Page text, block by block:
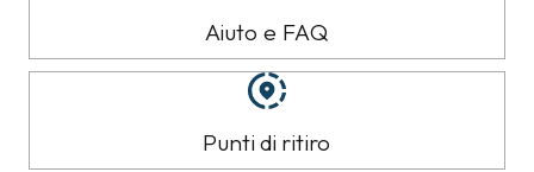
Aiuto e FAQ
Punti di ritiro